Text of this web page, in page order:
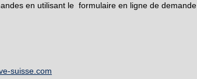
en utilisant le formulaire en ligne de demande
suisse.com